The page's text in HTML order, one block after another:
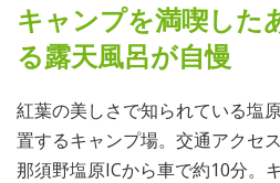
キャンプを満喫した
る露天風呂が自慢
紅葉の美しさで知られている塩
置するキャンプ場。交通アクセ
那須野塩原ICから車で約10分。